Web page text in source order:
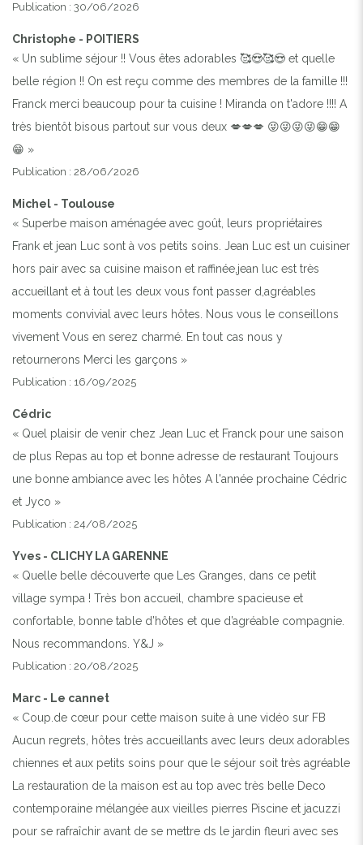
Publication : 30/06/2026
Christophe - POITIERS
« Un sublime séjour !! Vous êtes adorables 🥰😍🥰😍 et quelle
belle région !! On est reçu comme des membres de la famille !!!
Franck merci beaucoup pour ta cuisine ! Miranda on t'adore !!!! A
très bientôt bisous partout sur vous deux 💋💋💋 😜😜😜😜😁😁
😁 »
Publication : 28/06/2026
Michel - Toulouse
« Superbe maison aménagée avec goût, leurs propriétaires
Frank et jean Luc sont à vos petits soins. Jean Luc est un cuisiner
hors pair avec sa cuisine maison et raffinée,jean luc est très
accueillant et à tout les deux vous font passer d,agréables
moments convivial avec leurs hôtes. Nous vous le conseillons
vivement Vous en serez charmé. En tout cas nous y
retournerons Merci les garçons »
Publication : 16/09/2025
Cédric
« Quel plaisir de venir chez Jean Luc et Franck pour une saison
de plus Repas au top et bonne adresse de restaurant Toujours
une bonne ambiance avec les hôtes A l'année prochaine Cédric
et Jyco »
Publication : 24/08/2025
Yves - CLICHY LA GARENNE
« Quelle belle découverte que Les Granges, dans ce petit
village sympa ! Très bon accueil, chambre spacieuse et
confortable, bonne table d’hôtes et que d’agréable compagnie.
Nous recommandons. Y&J »
Publication : 20/08/2025
Marc - Le cannet
« Coup.de cœur pour cette maison suite à une vidéo sur FB
Aucun regrets, hôtes très accueillants avec leurs deux adorables
chiennes et aux petits soins pour que le séjour soit très agréable
La restauration de la maison est au top avec très belle Deco
contemporaine mélangée aux vieilles pierres Piscine et jacuzzi
pour se rafraîchir avant de se mettre ds le jardin fleuri avec ses